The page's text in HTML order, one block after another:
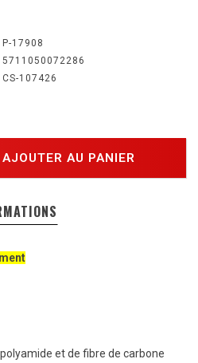
P-17908
5711050072286
CS-107426
AJOUTER AU PANIER
et de fibre de carbone